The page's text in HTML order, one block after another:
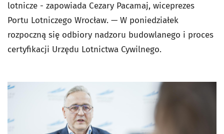
lotnicze - zapowiada Cezary Pacamaj, wiceprezes
Portu Lotniczego Wrocław. — W poniedziałek
rozpoczną się odbiory nadzoru budowlanego i proces
certyfikacji Urzędu Lotnictwa Cywilnego.